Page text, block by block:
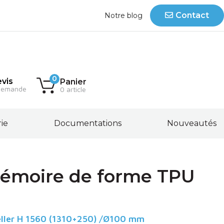
Notre blog Contact
0 Panier
0 article
Documentations Nouveautés
de forme TPU
H 1560 (1310+250) /Ø100 mm